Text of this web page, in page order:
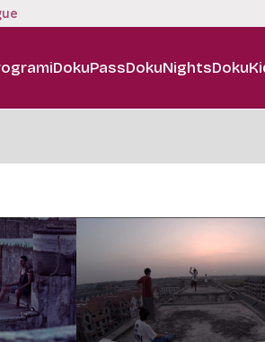
DokuPassDokuNights